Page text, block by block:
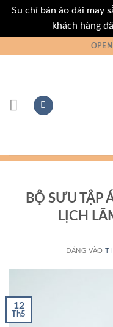
Su chỉ bán áo dài may
khách hàng
BỘ SƯU TẬP
LỊCH
ĐĂNG VÀO
12
Th5